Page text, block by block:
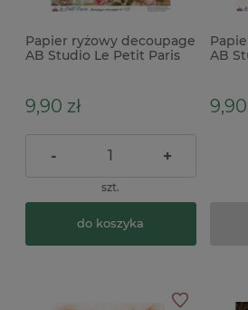
Papier ryżowy decoupage
AB Studio Le Petit Paris
9,90 zł
- +
szt.
do koszyka
AB
9,90